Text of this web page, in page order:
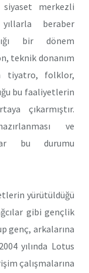
merkezli
beraber
bir dönem
teknik donanım
tiyatro, folklor,
bu faaliyetlerin
çıkarmıştır.
ve
bu durumu
yürütüldüğü
gibi gençlik
genç, arkalarına
yılında Lotus
çalışmalarına